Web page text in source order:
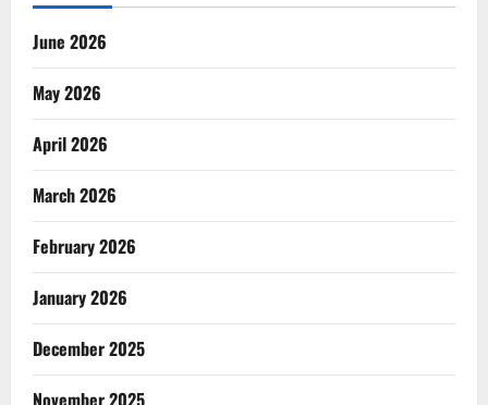
June 2026
May 2026
April 2026
March 2026
February 2026
January 2026
December 2025
November 2025